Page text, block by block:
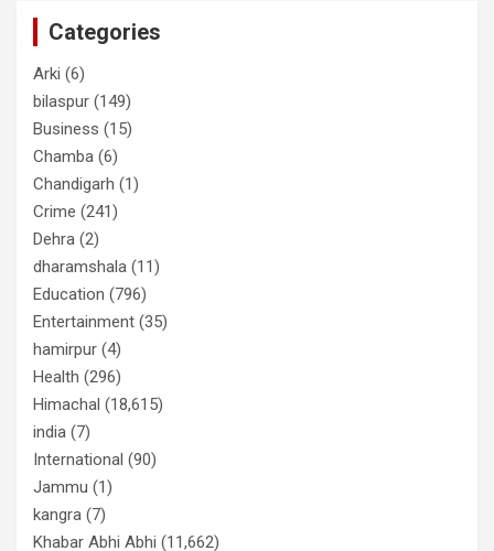
Categories
Arki (6)
bilaspur (149)
Business (15)
Chamba (6)
Chandigarh (1)
Crime (241)
Dehra (2)
dharamshala (11)
Education (796)
Entertainment (35)
hamirpur (4)
Health (296)
Himachal (18,615)
india (7)
International (90)
Jammu (1)
kangra (7)
Khabar Abhi Abhi (11,662)